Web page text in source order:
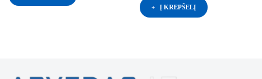
Į KREPŠELĮ